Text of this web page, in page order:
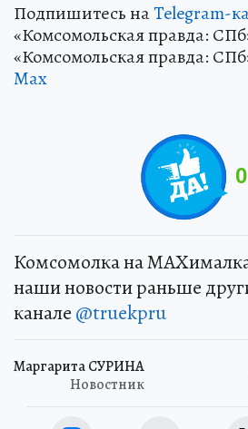
Подпишитесь наTelegram-
«Комсомольская правда:
«Комсомольская правда:
Max
0
Комсомолка на
наши новости раньше
канале @truekpru
Маргарита СУРИНА
Новостник